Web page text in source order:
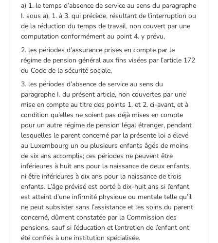
a) 1. le temps d’absence de service au sens du paragraphe
I. sous a), 1. à 3. qui précède, résultant de l’interruption ou
de la réduction du temps de travail, non couvert par une
computation conformément au point 4. y prévu,
2. les périodes d’assurance prises en compte par le
régime de pension général aux fins visées par l’article 172
du Code de la sécurité sociale,
3. les périodes d’absence de service au sens du
paragraphe I. du présent article, non couvertes par une
mise en compte au titre des points 1. et 2. ci-avant, et à
condition qu’elles ne soient pas déjà mises en compte
pour un autre régime de pension légal étranger, pendant
lesquelles le parent concerné par la présente loi a élevé
au Luxembourg un ou plusieurs enfants âgés de moins
de six ans accomplis; ces périodes ne peuvent être
inférieures à huit ans pour la naissance de deux enfants,
ni être inférieures à dix ans pour la naissance de trois
enfants. L’âge prévisé est porté à dix-huit ans si l’enfant
est atteint d’une infirmité physique ou mentale telle qu’il
ne peut subsister sans l’assistance et les soins du parent
concerné, dûment constatée par la Commission des
pensions, sauf si l’éducation et l’entretien de l’enfant ont
été confiés à une institution spécialisée.